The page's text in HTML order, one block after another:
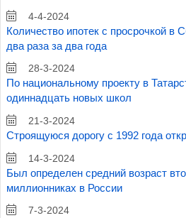
4-4-2024
Количество ипотек с просрочкой в
два раза за два года
28-3-2024
По национальному проекту в
одиннадцать новых школ
21-3-2024
Строящуюся дорогу с 1992 года
14-3-2024
Был определен средний возраст
миллионниках в России
7-3-2024